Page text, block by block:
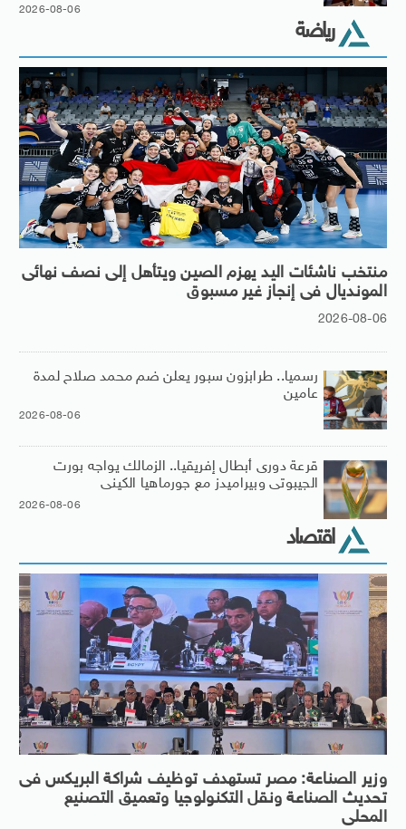
2026-08-06
رياضة
منتخب ناشئات اليد يهزم الصين ويتأهل إلى نصف نهائى
المونديال فى إنجاز غير مسبوق
2026-08-06
رسميا.. طرابزون سبور يعلن ضم محمد صلاح لمدة
عامين
2026-08-06
قرعة دورى أبطال إفريقيا.. الزمالك يواجه بورت
الجيبوتى وبيراميدز مع جورماهيا الكينى
2026-08-06
اقتصاد
وزير الصناعة: مصر تستهدف توظيف شراكة البريكس فى
تحديث الصناعة ونقل التكنولوجيا وتعميق التصنيع
المحلى